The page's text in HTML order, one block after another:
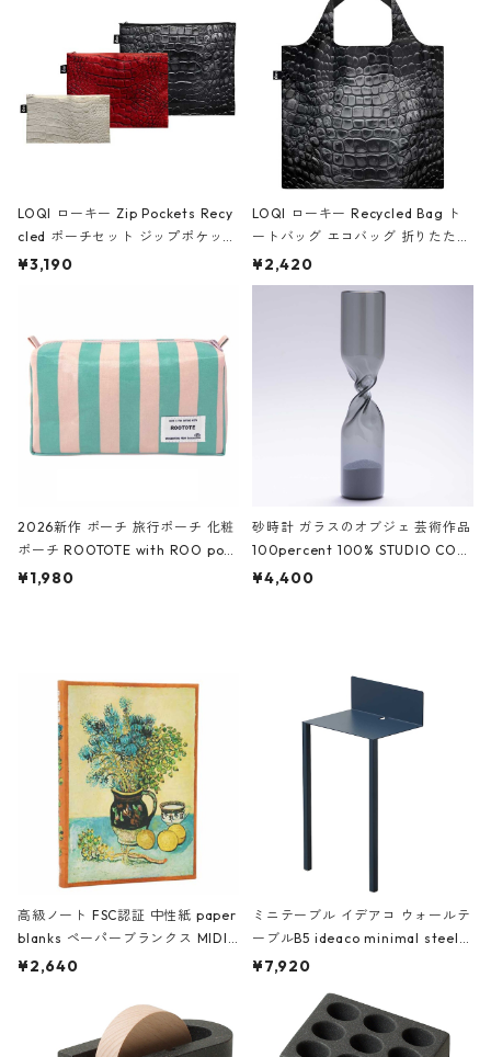
ア/クラウン ブラック
LOQI ローキー Zip Pockets Recy
cled ポーチセット ジップポケット
ファスナーポーチ 撥水加工 トラベ
ーガンディー、オフホワイト
¥3,190
LOQI ローキー Recycled Bag ト
ートバッグ エコバッグ 折りたたみ
大きめ 撥水加工 収納ポーチ CRO
CODILE/Black クロコダイル/ブラ
¥2,420
2026新作 ポーチ 旅行ポーチ 化粧
ポーチ ROOTOTE with ROO pou
ch 3532 ルートート WR.ポーチ.ラ
¥1,980
砂時計 ガラスのオブジェ 芸術作品
100percent 100% STUDIO COH
AKU Timeless 100パーセント ス
¥4,400
高級ノート FSC認証 中性紙 paper
blanks ペーパーブランクス MIDI
ハードカバー 罫線 ヴァン・ゴッホ
¥2,640
ミニテーブル イデアコ ウォールテ
ーブルB5 ideaco minimal steel f
urniture WALL Table B5 ネイビー
¥7,920